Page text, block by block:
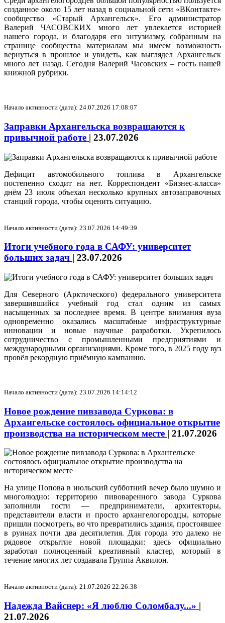
созданное около 15 лет назад в социальной сети «ВКонтакте»
сообщество «Старый Архангельск». Его администратор
Валерий ЧАСОВСКИХ много лет увлекается историей
нашего города, и благодаря его энтузиазму, собранным на
странице сообщества материалам мы имеем возможность
вернуться в прошлое и увидеть, как выглядел Архангельск
много лет назад. Сегодня Валерий Часовских – гость нашей
книжной рубрики.
Начало активности (дата): 24.07.2026 17:08:07
Заправки Архангельска возвращаются к
привычной работе | 23.07.2026
Дефицит автомобильного топлива в Архангельске
постепенно сходит на нет. Корреспондент «Бизнес-класса»
днём 23 июля объехал несколько крупных автозаправочных
станций города, чтобы оценить ситуацию.
Начало активности (дата): 23.07.2026 14:49:39
Итоги учебного года в САФУ: университет
больших задач | 23.07.2026
Для Северного (Арктического) федерального университета
завершившийся учебный год стал одним из самых
насыщенных за последнее время. В центре внимания вуза
одновременно оказались масштабные инфраструктурные
инновации и новые научные разработки. Укрепилось
сотрудничество с промышленными предприятиями и
международными организациями. Кроме того, в 2025 году вуз
провёл рекордную приёмную кампанию.
Начало активности (дата): 23.07.2026 14:14:12
Новое рождение пивзавода Суркова: в
Архангельске состоялось официальное открытие
производства на историческом месте | 21.07.2026
На улице Попова в июльский субботний вечер было шумно и
многолюдно: территорию пивоваренного завода Суркова
заполнили гости — предприниматели, архитекторы,
представители власти и просто архангелогородцы, которые
пришли посмотреть, во что превратились здания, простоявшее
в руинах почти два десятилетия. Для города это далеко не
рядовое открытие новой площадки: здесь официально
заработал полноценный креативный кластер, который в
течение многих лет создавала Группа Аквилон.
Начало активности (дата): 21.07.2026 22:26:38
Надежда Вайснер: «Я люблю Соломбалу...» |
21.07.2026